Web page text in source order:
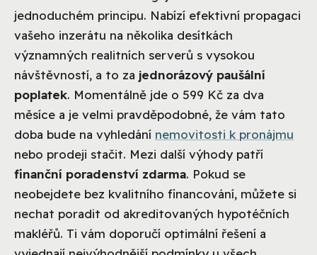
jednoduchém principu. Nabízí efektivní propagaci
vašeho inzerátu na několika desítkách
významných realitních serverů s vysokou
návštěvností, a to za jednorázový paušální
poplatek. Momentálně jde o 599 Kč za dva
měsíce a je velmi pravděpodobné, že vám tato
doba bude na vyhledání nemovitosti k pronájmu
nebo prodeji stačit. Mezi další výhody patří
finanční poradenství zdarma. Pokud se
neobejdete bez kvalitního financování, můžete si
nechat poradit od akreditovaných hypotéčních
makléřů. Ti vám doporučí optimální řešení a